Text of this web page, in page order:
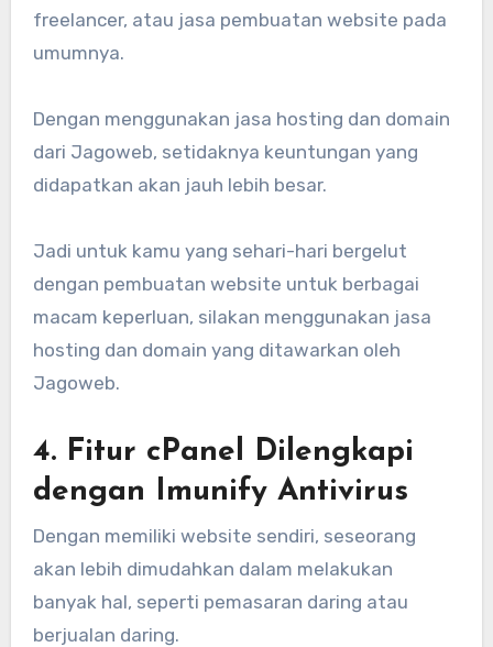
freelancer, atau jasa pembuatan website pada
umumnya.
Dengan menggunakan jasa hosting dan domain
dari Jagoweb, setidaknya keuntungan yang
didapatkan akan jauh lebih besar.
Jadi untuk kamu yang sehari-hari bergelut
dengan pembuatan website untuk berbagai
macam keperluan, silakan menggunakan jasa
hosting dan domain yang ditawarkan oleh
Jagoweb.
4. Fitur cPanel Dilengkapi
dengan Imunify Antivirus
Dengan memiliki website sendiri, seseorang
akan lebih dimudahkan dalam melakukan
banyak hal, seperti pemasaran daring atau
berjualan daring.